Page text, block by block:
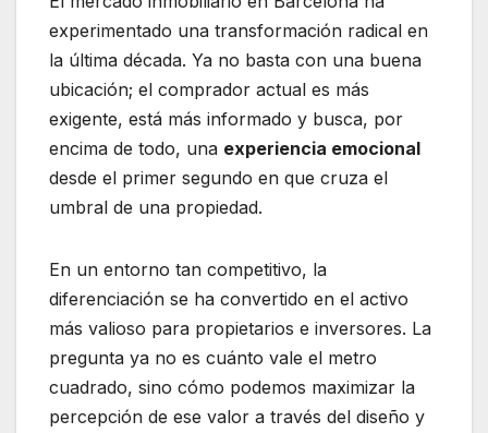
experimentado una transformación radical en
la última década. Ya no basta con una buena
ubicación; el comprador actual es más
exigente, está más informado y busca, por
encima de todo, una experiencia emocional
desde el primer segundo en que cruza el
umbral de una propiedad.
En un entorno tan competitivo, la
diferenciación se ha convertido en el activo
más valioso para propietarios e inversores. La
pregunta ya no es cuánto vale el metro
cuadrado, sino cómo podemos maximizar la
percepción de ese valor a través del diseño y